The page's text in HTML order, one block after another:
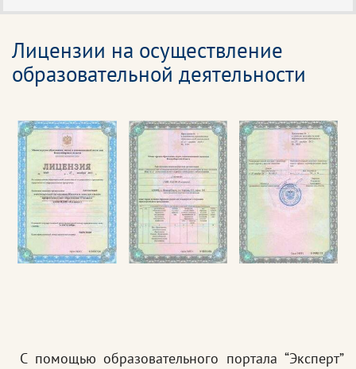
Лицензии на осуществление
образовательной деятельности
С помощью образовательного портала “Эксперт”